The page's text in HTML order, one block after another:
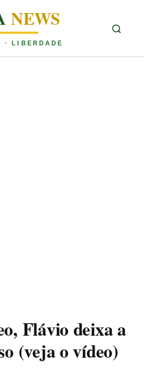
NEWS
· LIBERDADE
Flávio deixa a
(veja o vídeo)